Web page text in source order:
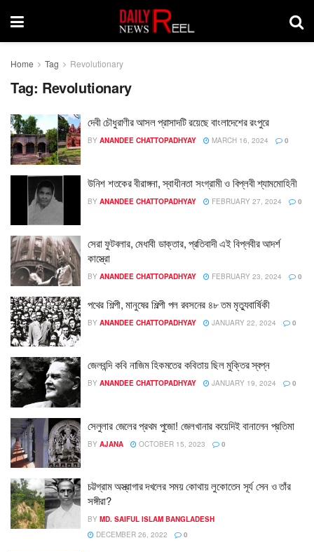
Home Tag Revolutionary
Tag: Revolutionary
দেবী চৌধুরাণীর আসল প্রাসাদটি রয়েছে বাংলাদেশের রংপুরে
BY ANANDEE CHATTOPADHYAY MARCH 16, 2024 0
উনিশ শতকের বীরাঙ্গনা, স্বাধীনতা সংগ্রামী ও বিপ্লবী শ্যামমোহিনী
BY ANANDEE CHATTOPADHYAY FEBRUARY 27, 2024 0
সেরা ফুটবলার, মেধাবী ডাক্তার, প্রতিবাদী এই বিপ্লবীর আদর্শ
কাস্ত্রো
BY ANANDEE CHATTOPADHYAY FEBRUARY 23, 2024 0
পথের শিল্পী, মানুষের শিল্পী পল রবসনের ৪৮ তম মৃত্যুবার্ষিকী
BY ANANDEE CHATTOPADHYAY JANUARY 22, 2024 0
জেলবন্দি কবি নাজিম হিকমতের কবিতায় ছিল মুক্তির স্বপ্ন
BY ANANDEE CHATTOPADHYAY JANUARY 19, 2024 0
সেলুলার জেলের প্রথম পুজো! জেলখানার কয়েদিই বানালেন প্রতিমা
BY AJANA OCTOBER 15, 2023 0
চট্টগ্রাম অস্ত্রাগার দখলের সময় কোথায় লুকোতেন সূর্য সেন ও তাঁর
সঙ্গীরা?
BY MD. SAIFUL ISLAM BANGLADESH
DECEMBER 26, 2022
0